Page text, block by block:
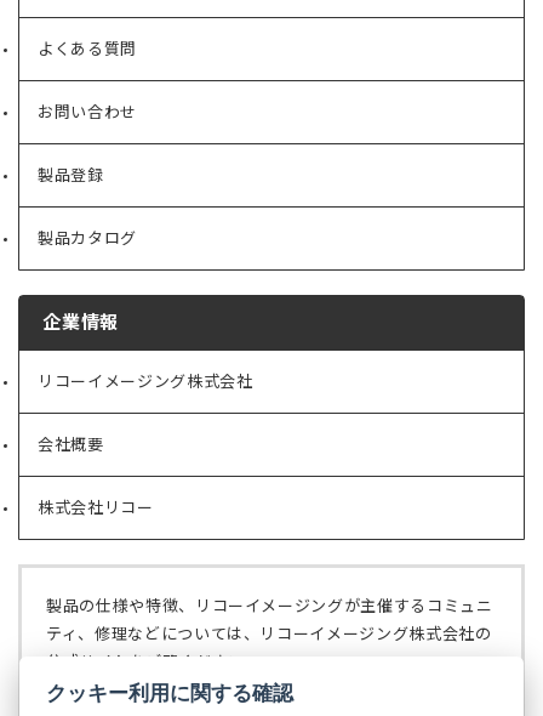
よくある質問
お問い合わせ
製品登録
製品カタログ
企業情報
リコーイメージング株式会社
（新
タ
ブ
で
開
く）
会社概要
（新
タ
ブ
で
く）
株式会社リコー
（新
ブ
で
開
製品の仕様や特徴、リコーイメージングが主催するコミュニ
ティ、修理などについては、リコーイメージング株式会社の
公式サイトをご覧ください。
リコーイメージング株式会社の公式サイト
（新
クッキー利用に関する確認